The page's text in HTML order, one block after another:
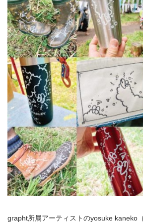
grapht所属アーティストのyosuke kaneko